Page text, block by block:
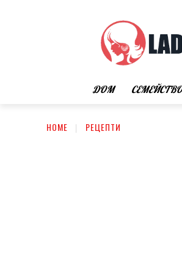
ДОМ СЕМЕЙСТВО
HOME РЕЦЕПТИ